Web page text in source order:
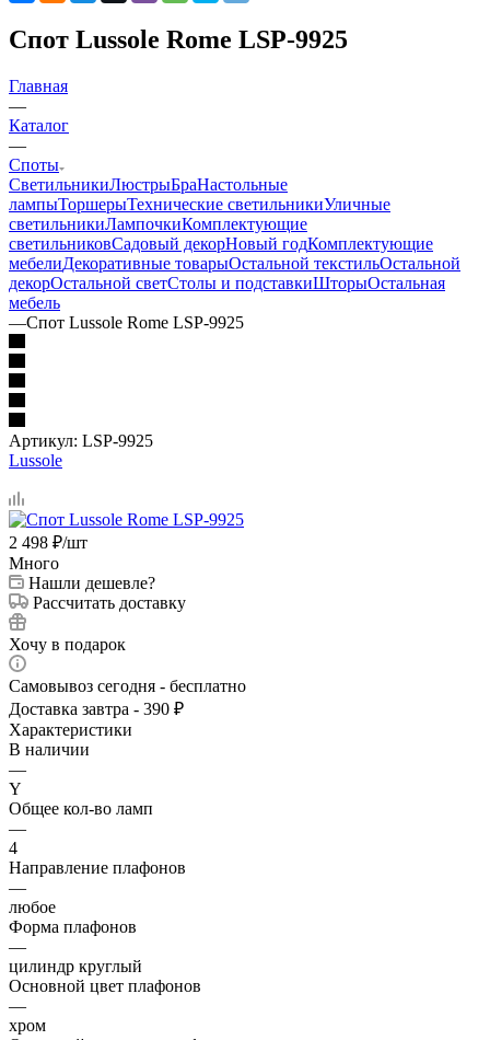
Спот Lussole Rome LSP-9925
Главная
—
Каталог
—
Споты
СветильникиЛюстрыБраНастольные
лампыТоршерыТехнические светильникиУличные
светильникиЛампочкиКомплектующие
светильниковСадовый декорНовый годКомплектующие
мебелиДекоративные товарыОстальной текстильОстальной
декорОстальной светСтолы и подставкиШторыОстальная
мебель
—Спот Lussole Rome LSP-9925
Артикул: LSP-9925
Lussole
2 498 ₽/шт
Много
Нашли дешевле?
Рассчитать доставку
Хочу в подарок
Самовывоз сегодня - бесплатно
Доставка завтра - 390 ₽
Характеристики
В наличии
—
Y
Общее кол-во ламп
—
4
Направление плафонов
—
любое
Форма плафонов
—
цилиндр круглый
Основной цвет плафонов
—
хром